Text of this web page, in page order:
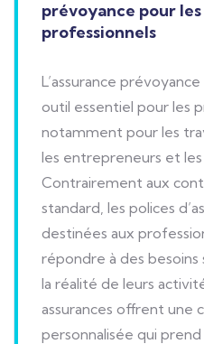
prévoyance pour les
professionnels
L’assurance
outil essentiel pour les
notamment pour les
les entrepreneurs et
Contrairement aux
standard, les polices
destinées aux
répondre à des
la réalité de leurs
assurances offrent une
personnalisée qui